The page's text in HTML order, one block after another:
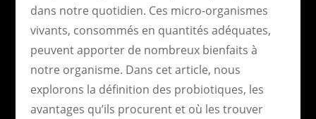
dans notre quotidien. Ces micro-organismes
vivants, consommés en quantités adéquates,
peuvent apporter de nombreux bienfaits à
notre organisme. Dans cet article, nous
explorons la définition des probiotiques, les
avantages qu’ils procurent et où les trouver